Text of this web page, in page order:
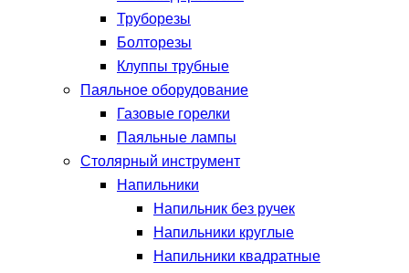
Труборезы
Болторезы
Клуппы трубные
Паяльное оборудование
Газовые горелки
Паяльные лампы
Столярный инструмент
Напильники
Напильник без ручек
Напильники круглые
Напильники квадратные